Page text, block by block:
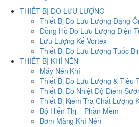
THIẾT BỊ ĐO LƯU LƯỢNG
Thiết Bị Đo Lưu Lượng Dạng
Đồng Hồ Đo Lưu Lượng Điện
Lưu Lượng Kế Vortex
Thiết Bị Đo Lưu Lượng Tuốc
THIẾT BỊ KHÍ NÉN
Máy Nén Khí
Thiết Bị Đo Lưu Lượng & Tiêu
Thiết Bị Đo Nhiệt Độ Điểm
Thiết Bị Kiểm Tra Chất Lượng
Bộ Hiển Thị – Phần Mềm
Bơm Màng Khí Nén